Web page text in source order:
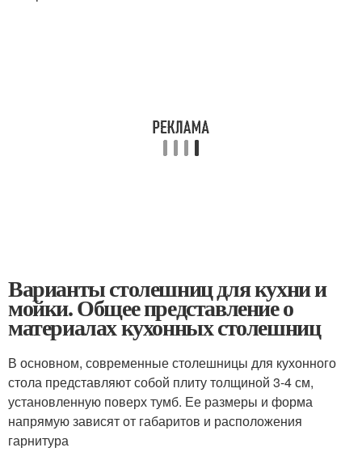
Варианты столешниц для кухни и
мойки. Общее представление о
материалах кухонных столешниц
В основном, современные столешницы для кухонного
стола представляют собой плиту толщиной 3-4 см,
установленную поверх тумб. Ее размеры и форма
напрямую зависят от габаритов и расположения
гарнитура